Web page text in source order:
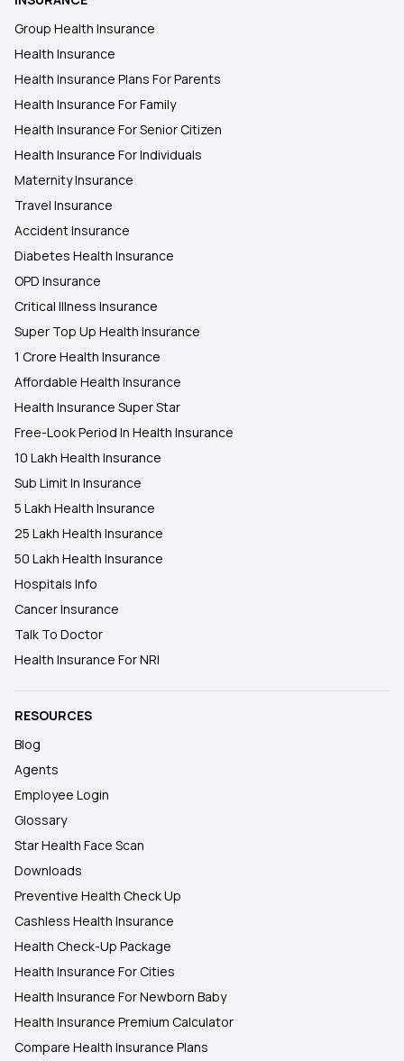
Group Health Insurance
Health Insurance
Health Insurance Plans For Parents
Health Insurance For Family
Health Insurance For Senior Citizen
Health Insurance For Individuals
Maternity Insurance
Travel Insurance
Accident Insurance
Diabetes Health Insurance
OPD Insurance
Critical Illness Insurance
Super Top Up Health Insurance
1 Crore Health Insurance
Affordable Health Insurance
Health Insurance Super Star
Free-Look Period In Health Insurance
10 Lakh Health Insurance
Sub Limit In Insurance
5 Lakh Health Insurance
25 Lakh Health Insurance
50 Lakh Health Insurance
Hospitals Info
Cancer Insurance
Talk To Doctor
Health Insurance For NRI
RESOURCES
Blog
Agents
Employee Login
Glossary
Star Health Face Scan
Downloads
Preventive Health Check Up
Cashless Health Insurance
Health Check-Up Package
Health Insurance For Cities
Health Insurance For Newborn Baby
Health Insurance Premium Calculator
Compare Health Insurance Plans